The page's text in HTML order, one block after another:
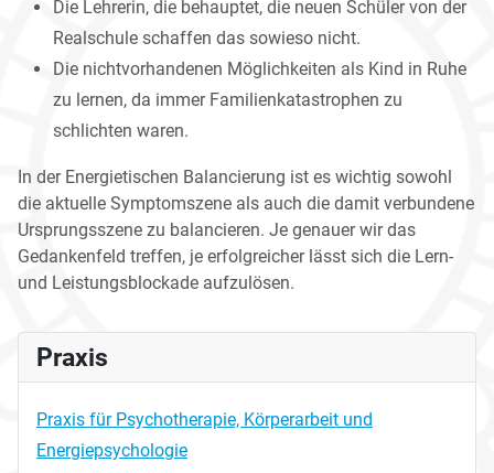
Die Lehrerin, die behauptet, die neuen Schüler von der
Realschule schaffen das sowieso nicht.
Die nichtvorhandenen Möglichkeiten als Kind in Ruhe
zu lernen, da immer Familienkatastrophen zu
schlichten waren.
In der Energietischen Balancierung ist es wichtig sowohl
die aktuelle Symptomszene als auch die damit verbundene
Ursprungsszene zu balancieren. Je genauer wir das
Gedankenfeld treffen, je erfolgreicher lässt sich die Lern-
und Leistungsblockade aufzulösen.
Praxis
Praxis für Psychotherapie, Körperarbeit und
Energiepsychologie